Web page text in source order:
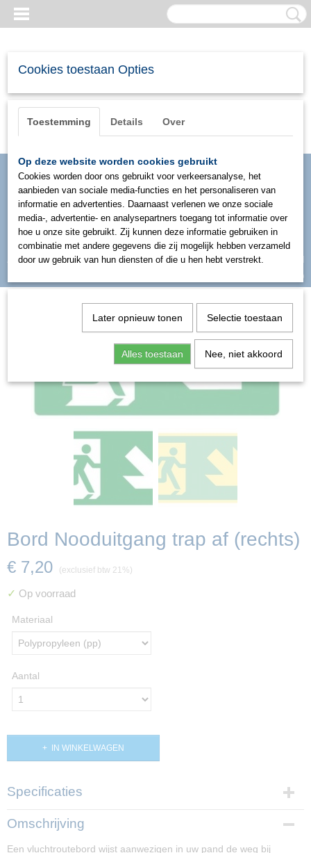
Inloggen Registreren
UW WINKELWAGEN
(0)
Bord Nooduitgang trap af (rechts)
€ 7,20 (exclusief btw 21%)
✓ Op voorraad
Materiaal
Aantal
IN WINKELWAGEN
Specificaties
Productcode
Omschrijving
Een vluchtroutebord wijst aanwezigen in uw pand de weg bij
Cookies toestaan Opties
Toestemming Details Over
Op deze website worden cookies gebruikt
Cookies worden door ons gebruikt voor verkeersanalyse, het
aanbieden van sociale media-functies en het personaliseren van
informatie en advertenties. Daarnaast verlenen we onze sociale
media-, advertentie- en analysepartners toegang tot informatie over
hoe u onze site gebruikt. Zij kunnen deze informatie gebruiken in
combinatie met andere gegevens die zij mogelijk hebben verzameld
door uw gebruik van hun diensten of die u hen hebt verstrekt.
Later opnieuw tonen Selectie toestaan
Alles toestaan Nee, niet akkoord